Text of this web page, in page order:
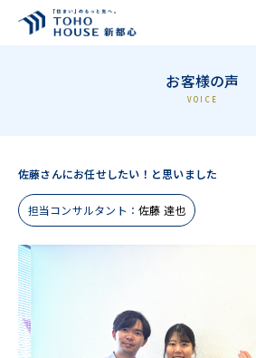
お客様の声
VOICE
佐藤さんにお任せしたい！と思いました
担当コンサルタント： 佐藤 達也